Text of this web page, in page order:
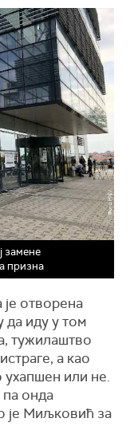
замене
призна
отворена
да иду у том
тужилаштво
а као
ухапшен или не.
па онда
је Миљковић за